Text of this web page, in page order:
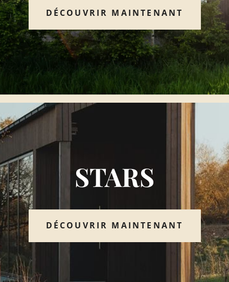
DÉCOUVRIR MAINTENANT
STARS
DÉCOUVRIR MAINTENANT